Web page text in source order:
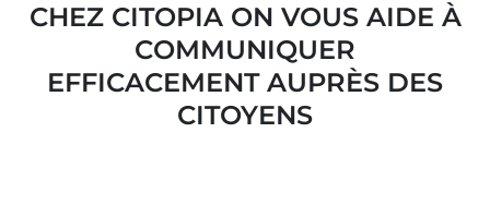
CHEZ CITOPIA ON VOUS AIDE À
COMMUNIQUER
EFFICACEMENT AUPRÈS DES C